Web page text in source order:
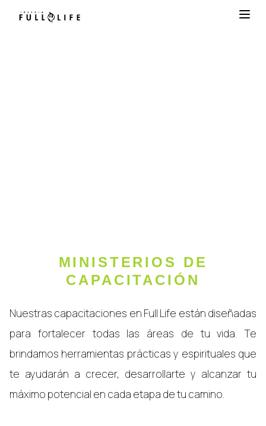
MINISTERIOS DE
CAPACITACIÓN
Nuestras capacitaciones en Full Life están diseñadas
para fortalecer todas las áreas de tu vida. Te
brindamos herramientas prácticas y espirituales que
te ayudarán a crecer, desarrollarte y alcanzar tu
máximo potencial en cada etapa de tu camino.